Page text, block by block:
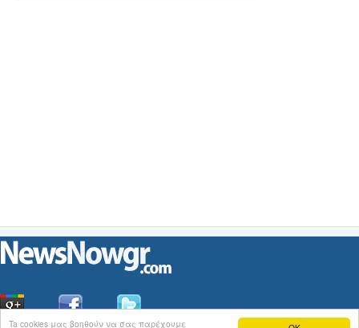
Ta cookies μας βοηθούν να σας παρέχουμε